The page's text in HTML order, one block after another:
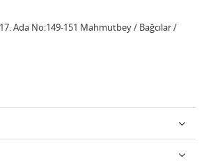
17. Ada No:149-151 Mahmutbey / Bağcılar /